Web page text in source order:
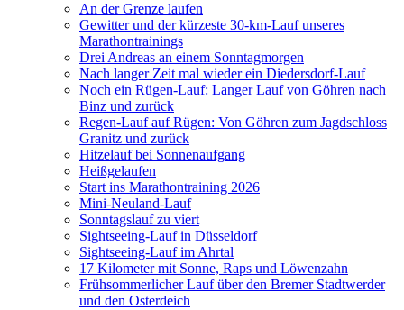
An der Grenze laufen
Gewitter und der kürzeste 30-km-Lauf unseres
Marathontrainings
Drei Andreas an einem Sonntagmorgen
Nach langer Zeit mal wieder ein Diedersdorf-Lauf
Noch ein Rügen-Lauf: Langer Lauf von Göhren nach
Binz und zurück
Regen-Lauf auf Rügen: Von Göhren zum Jagdschloss
Granitz und zurück
Hitzelauf bei Sonnenaufgang
Heißgelaufen
Start ins Marathontraining 2026
Mini-Neuland-Lauf
Sonntagslauf zu viert
Sightseeing-Lauf in Düsseldorf
Sightseeing-Lauf im Ahrtal
17 Kilometer mit Sonne, Raps und Löwenzahn
Frühsommerlicher Lauf über den Bremer Stadtwerder
und den Osterdeich